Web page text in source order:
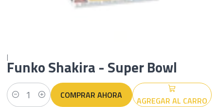
|Funko Shakira - Super Bowl
Cantidad AGREGAR AL CARRO
COMPRAR AHORA